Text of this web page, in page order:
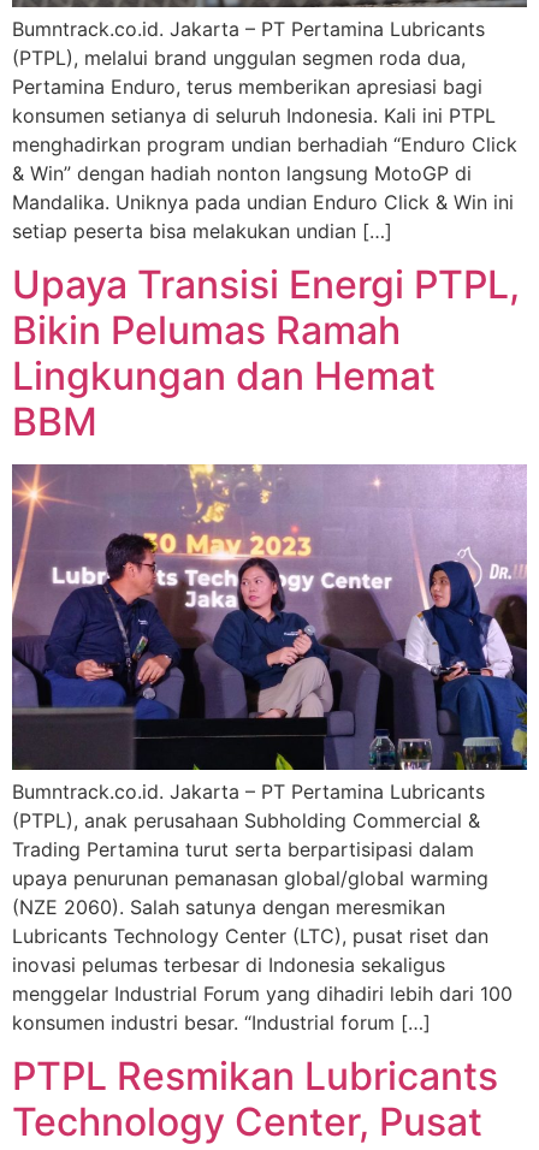
Bumntrack.co.id. Jakarta – PT Pertamina Lubricants
(PTPL), melalui brand unggulan segmen roda dua,
Pertamina Enduro, terus memberikan apresiasi bagi
konsumen setianya di seluruh Indonesia. Kali ini PTPL
menghadirkan program undian berhadiah “Enduro Click
& Win” dengan hadiah nonton langsung MotoGP di
Mandalika. Uniknya pada undian Enduro Click & Win ini
setiap peserta bisa melakukan undian […]
Upaya Transisi Energi PTPL,
Bikin Pelumas Ramah
Lingkungan dan Hemat
BBM
Bumntrack.co.id. Jakarta – PT Pertamina Lubricants
(PTPL), anak perusahaan Subholding Commercial &
Trading Pertamina turut serta berpartisipasi dalam
upaya penurunan pemanasan global/global warming
(NZE 2060). Salah satunya dengan meresmikan
Lubricants Technology Center (LTC), pusat riset dan
inovasi pelumas terbesar di Indonesia sekaligus
menggelar Industrial Forum yang dihadiri lebih dari 100
konsumen industri besar. “Industrial forum […]
PTPL Resmikan Lubricants
Technology Center, Pusat